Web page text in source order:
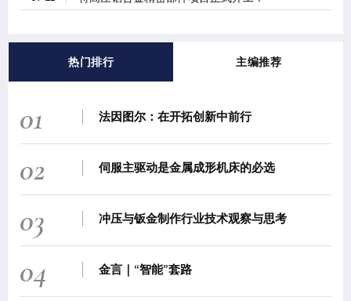
热门排行 主编推荐
01 法因图尔：在开拓创新中前行
02 伺服主驱动是金属成形机床的必选
03 冲压与钣金制作行业技术观察与思考
04 金言｜“智能”套路